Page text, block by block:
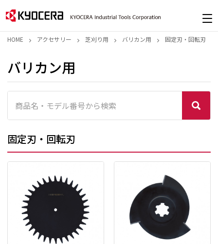
HOME アクセサリー 芝刈り用 バリカン用 固定刃・回転刃
バリカン用
固定刃・回転刃